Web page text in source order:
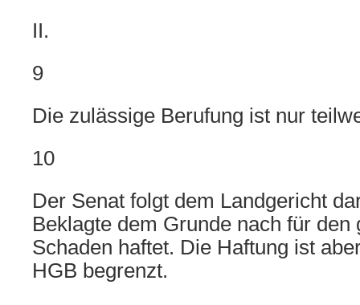
II.
9
Die zulässige Berufung ist nur
10
Der Senat folgt dem Landgericht
Beklagte dem Grunde nach für den
Schaden haftet. Die Haftung ist
HGB begrenzt.